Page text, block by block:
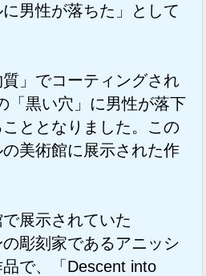
に男性が落ちた」として
質」でコーティングされ
「黒い穴」に男性が落下
ととなりました。この
美術館に展示された作
展示されていた
の彫刻家であるアニッシ
で、「Descent into